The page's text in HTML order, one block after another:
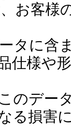
お客様
タに含
仕様や
のデー
る損害